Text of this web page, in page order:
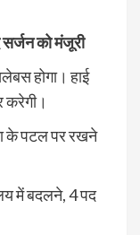
को मंजूरी
होगा। हाई
करेगी।
के पटल पर रखने
में बदलने, 4 पद